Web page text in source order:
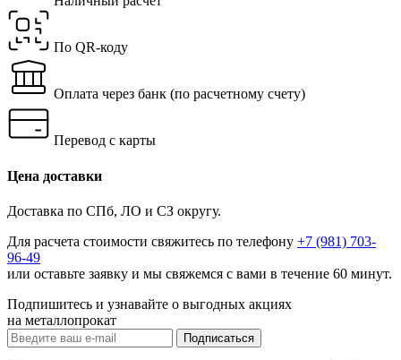
По QR-коду
Оплата через банк (по расчетному счету)
Перевод с карты
Цена доставки
Доставка по СПб, ЛО и СЗ округу.
Для расчета стоимости свяжитесь по телефону +7 (981) 703-
96-49
или оставьте заявку и мы свяжемся с вами в течение 60 минут.
Подпишитесь и узнавайте о выгодных акциях
на металлопрокат